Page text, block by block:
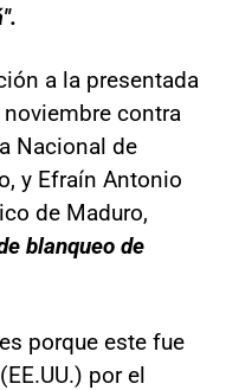
a la presentada
contra
Nacional de
y Efraín Antonio
de Maduro,
blanqueo de
porque este fue
por el